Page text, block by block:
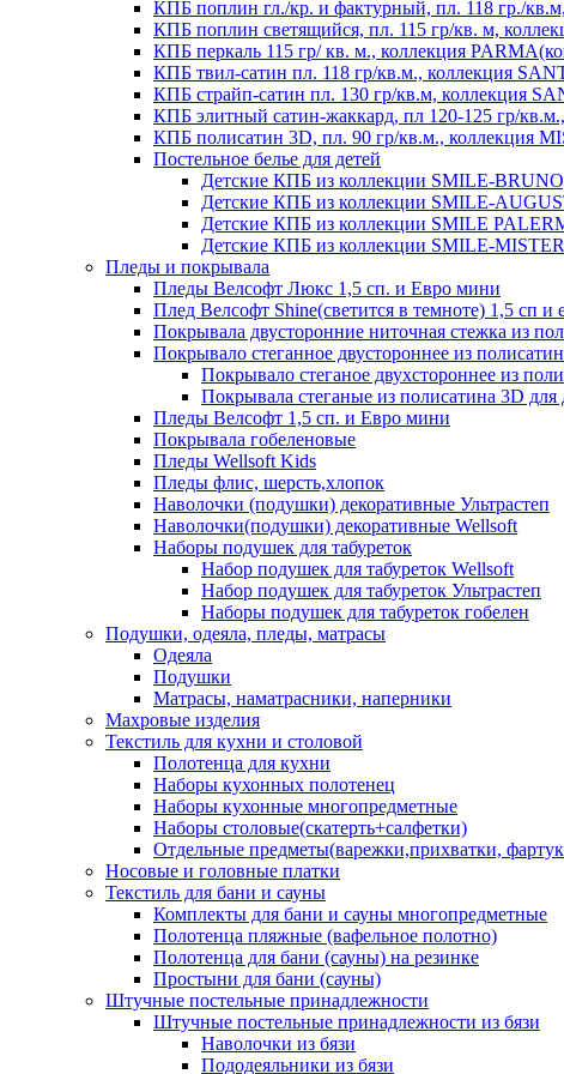
КПБ поплин гл./кр. и фактурный, пл. 118 гр./
КПБ поплин светящийся, пл. 115 гр/кв. м,
КПБ перкаль 115 гр/ кв. м., коллекция
КПБ твил-сатин пл. 118 гр/кв.м., коллекция
КПБ страйп-сатин пл. 130 гр/кв.м, коллекция
КПБ элитный сатин-жаккард, пл 120-125 гр/
КПБ полисатин 3D, пл. 90 гр/кв.м., коллекция
Постельное белье для детей
Детские КПБ из коллекции SMILE-
Детские КПБ из коллекции SMILE-
Детские КПБ из коллекции SMILE
Детские КПБ из коллекции SMILE-
Пледы и покрывала
Пледы Велсофт Люкс 1,5 сп. и Евро мини
Плед Велсофт Shine(светится в темноте) 1,5 сп и
Покрывала двусторонние ниточная стежка из
Покрывало стеганное двустороннее из
Покрывало стеганое двухстороннее из
Покрывала стеганые из полисатина 3D для
Пледы Велсофт 1,5 сп. и Евро мини
Покрывала гобеленовые
Пледы Wellsoft Kids
Пледы флис, шерсть,хлопок
Наволочки (подушки) декоративные Ультрастеп
Наволочки(подушки) декоративные Wellsoft
Наборы подушек для табуреток
Набор подушек для табуреток Wellsoft
Набор подушек для табуреток Ультрастеп
Наборы подушек для табуреток гобелен
Подушки, одеяла, пледы, матрасы
Одеяла
Подушки
Матрасы, наматрасники, наперники
Махровые изделия
Текстиль для кухни и столовой
Полотенца для кухни
Наборы кухонных полотенец
Наборы кухонные многопредметные
Наборы столовые(скатерть+салфетки)
Отдельные предметы(варежки,прихватки,
Носовые и головные платки
Текстиль для бани и сауны
Комплекты для бани и сауны многопредметные
Полотенца пляжные (вафельное полотно)
Полотенца для бани (сауны) на резинке
Простыни для бани (сауны)
Штучные постельные принадлежности
Штучные постельные принадлежности из бязи
Наволочки из бязи
Пододеяльники из бязи